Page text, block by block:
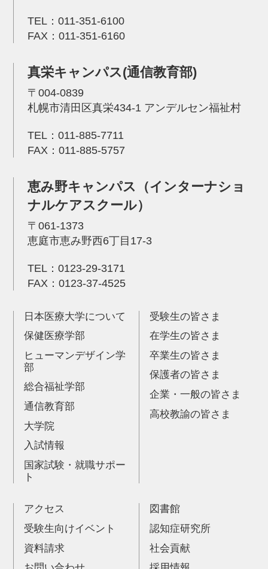
TEL： 011-351-6100
FAX：011-351-6160
真栄キャンパス(通信教育部)
〒004-0839
札幌市清田区真栄434-1 アンデルセン福祉村
TEL： 011-885-7711
FAX：011-885-5757
恵み野キャンパス（インターナショ
ナルケアスクール）
〒061-1373
恵庭市恵み野西6丁目17-3
TEL： 0123-29-3171
FAX：0123-37-4525
日本医療大学について
保健医療学部
ヒューマンデザイン学
部
総合福祉学部
通信教育部
大学院
入試情報
国家試験・就職サポー
ト
受験生の皆さま
在学生の皆さま
卒業生の皆さま
保護者の皆さま
企業・一般の皆さま
高校教諭の皆さま
アクセス
受験生向けイベント
資料請求
図書館
認知症研究所
社会貢献